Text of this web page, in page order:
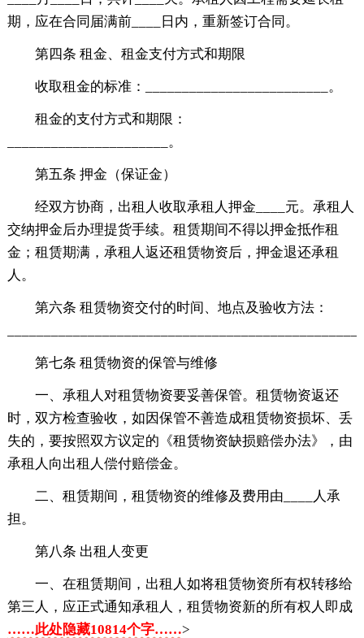
期，应在合同届满前____日内，重新签订合同。
第四条 租金、租金支付方式和期限
收取租金的标准：_________________________。
租金的支付方式和期限：
______________________。
第五条 押金（保证金）
经双方协商，出租人收取承租人押金____元。承租人
交纳押金后办理提货手续。租赁期间不得以押金抵作租
金；租赁期满，承租人返还租赁物资后，押金退还承租
人。
第六条 租赁物资交付的时间、地点及验收方法：
第七条 租赁物资的保管与维修
一、承租人对租赁物资要妥善保管。租赁物资返还
时，双方检查验收，如因保管不善造成租赁物资损坏、丢
失的，要按照双方议定的《租赁物资缺损赔偿办法》，由
承租人向出租人偿付赔偿金。
二、租赁期间，租赁物资的维修及费用由____人承
担。
第八条 出租人变更
一、在租赁期间，出租人如将租赁物资所有权转移给
第三人，应正式通知承租人，租赁物资新的所有权人即成
……此处隐藏10814个字……>